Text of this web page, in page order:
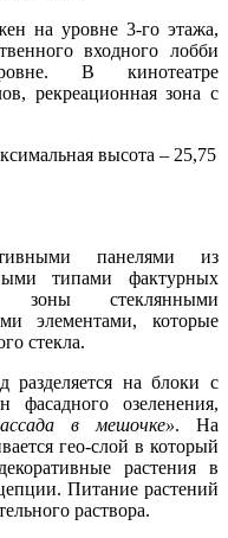
на уровне 3-го этажа,
входного лобби
В кинотеатре
рекреационная зона с
высота – 25,75
панелями из
типами фактурных
зоны стеклянными
элементами, которые
стекла.
разделяется на блоки с
фасадного озеленения,
в мешочке». На
гео-слой в который
растения в
Питание растений
раствора.